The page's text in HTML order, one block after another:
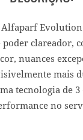
clareador,
nuances
mais
tecnologia de
no